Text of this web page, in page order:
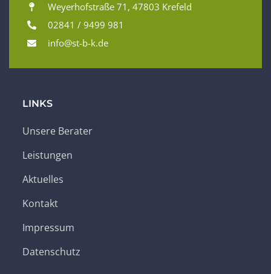
Weyerhofstraße 71, 47803 Krefeld
02841 / 9499 981
info@st-b-k.de
LINKS
Unsere Berater
Leistungen
Aktuelles
Kontakt
Impressum
Datenschutz